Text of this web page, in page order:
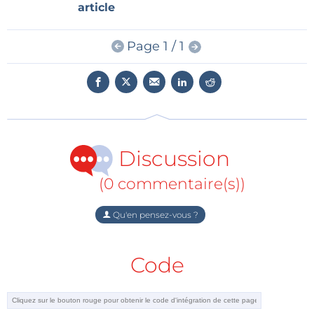
article
Page 1 / 1
Discussion
(0 commentaire(s))
Qu'en pensez-vous ?
Code